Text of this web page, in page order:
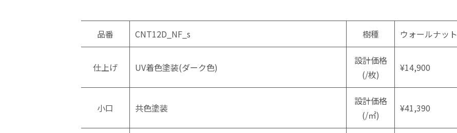
品番 CNT12D_NF_s 樹種 ウォールナット
仕上げ UV着色塗装(ダーク色)
設計価格
(/枚)
¥14,900
小口 共色塗装
設計価格
(/㎡)
¥41,390